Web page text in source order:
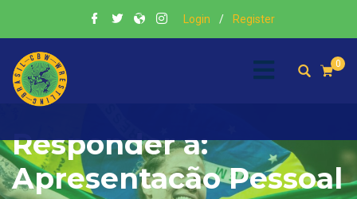
Login / Register
0
Responder a:
Apresentacão Pessoal